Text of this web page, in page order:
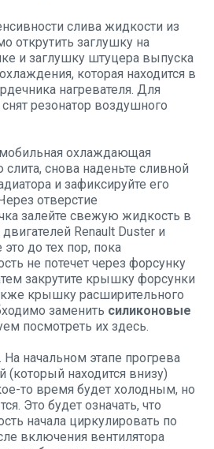
слива жидкости из
открутить заглушку на
и заглушку штуцера выпуска
которая находится в
нагревателя. Для
резонатор воздушного
охлаждающая
снова наденьте сливной
и зафиксируйте его
отверстие
залейте свежую жидкость в
Renault Duster и
до тех пор, пока
не потечет через форсунку
закрутите крышку форсунки
крышку расширительного
заменить силиконовые
посмотреть их здесь.
На начальном этапе прогрева
(который находится внизу)
то время будет холодным, но
Это будет означать, что
начала циркулировать по
включения вентилятора